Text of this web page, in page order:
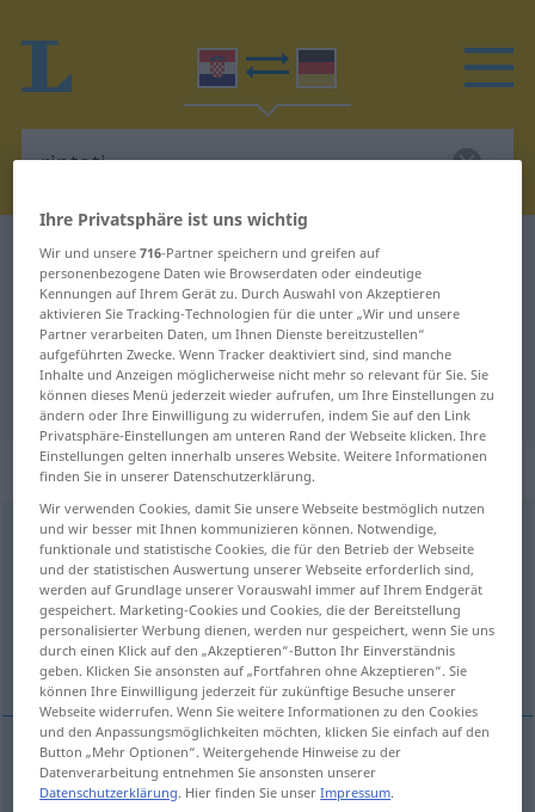
Kroatisch-Deutsch Wörterbuch rintati
Kroatisch-Deutsch Übersetzung für
"rintati"
"rintati" Deutsch Übersetzung
„rintati“
rintati
Übersicht aller Übersetzungen
(Für mehr Details die Übersetzung anklicken/antippen)
sich abrackern
sichabrackern rintati
Ihre Privatsphäre ist uns wichtig
Wir und unsere716-Partner speichern und greifen auf
personenbezogene Daten wie Browserdaten oder eindeutige
Kennungen auf Ihrem Gerät zu. Durch Auswahl von Akzeptieren
aktivieren Sie Tracking-Technologien für die unter „Wir und unsere
Partner verarbeiten Daten, um Ihnen Dienste bereitzustellen“
aufgeführten Zwecke. Wenn Tracker deaktiviert sind, sind manche
Inhalte und Anzeigen möglicherweise nicht mehr so relevant für Sie. Sie
können dieses Menü jederzeit wieder aufrufen, um Ihre Einstellungen zu
ändern oder Ihre Einwilligung zu widerrufen, indem Sie auf den Link
Privatsphäre-Einstellungen am unteren Rand der Webseite klicken. Ihre
Einstellungen gelten innerhalb unseres Website. Weitere Informationen
finden Sie in unserer Datenschutzerklärung.
Wir verwenden Cookies, damit Sie unsere Webseite bestmöglich nutzen
und wir besser mit Ihnen kommunizieren können. Notwendige,
funktionale und statistische Cookies, die für den Betrieb der Webseite
und der statistischen Auswertung unserer Webseite erforderlich sind,
werden auf Grundlage unserer Vorauswahl immer auf Ihrem Endgerät
gespeichert. Marketing-Cookies und Cookies, die der Bereitstellung
personalisierter Werbung dienen, werden nur gespeichert, wenn Sie uns
durch einen Klick auf den „Akzeptieren“-Button Ihr Einverständnis
geben. Klicken Sie ansonsten auf „Fortfahren ohne Akzeptieren“. Sie
können Ihre Einwilligung jederzeit für zukünftige Besuche unserer
Webseite widerrufen. Wenn Sie weitere Informationen zu den Cookies
und den Anpassungsmöglichkeiten möchten, klicken Sie einfach auf den
Button „Mehr Optionen“. Weitergehende Hinweise zu der
Datenverarbeitung entnehmen Sie ansonsten unserer
Datenschutzerklärung. Hier finden Sie unserImpressum.